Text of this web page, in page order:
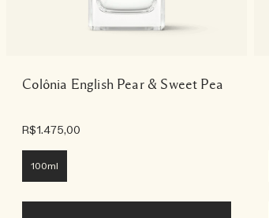
Colônia English Pear & Sweet Pea
R$1.475,00
100ml